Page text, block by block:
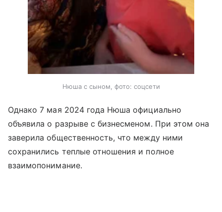
Нюша с сыном, фото: соцсети
Однако 7 мая 2024 года Нюша официально
объявила о разрыве с бизнесменом. При этом она
заверила общественность, что между ними
сохранились теплые отношения и полное
взаимопонимание.